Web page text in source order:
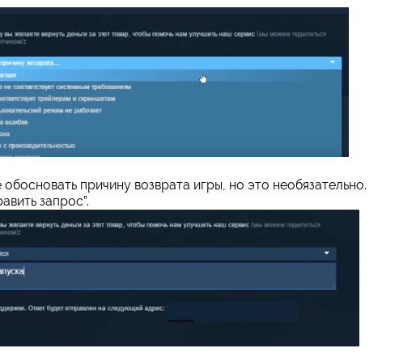
причину возврата игры, но это необязательно.
запрос”.